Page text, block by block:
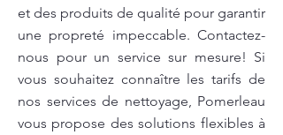
et des produits de qualité pour garantir
une propreté impeccable. Contactez-
nous pour un service sur mesure! Si
vous souhaitez connaître les tarifs de
nos services de nettoyage, Pomerleau
vous propose des solutions flexibles à